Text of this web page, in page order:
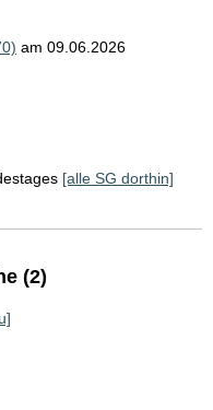
am 09.06.2026
[alle SG dorthin]
(2)